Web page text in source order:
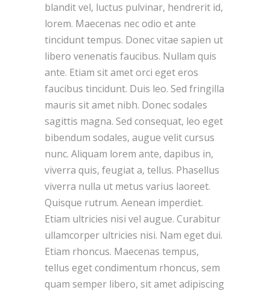
blandit vel, luctus pulvinar, hendrerit id,
lorem. Maecenas nec odio et ante
tincidunt tempus. Donec vitae sapien ut
libero venenatis faucibus. Nullam quis
ante. Etiam sit amet orci eget eros
faucibus tincidunt. Duis leo. Sed fringilla
mauris sit amet nibh. Donec sodales
sagittis magna. Sed consequat, leo eget
bibendum sodales, augue velit cursus
nunc. Aliquam lorem ante, dapibus in,
viverra quis, feugiat a, tellus. Phasellus
viverra nulla ut metus varius laoreet.
Quisque rutrum. Aenean imperdiet.
Etiam ultricies nisi vel augue. Curabitur
ullamcorper ultricies nisi. Nam eget dui.
Etiam rhoncus. Maecenas tempus,
tellus eget condimentum rhoncus, sem
quam semper libero, sit amet adipiscing